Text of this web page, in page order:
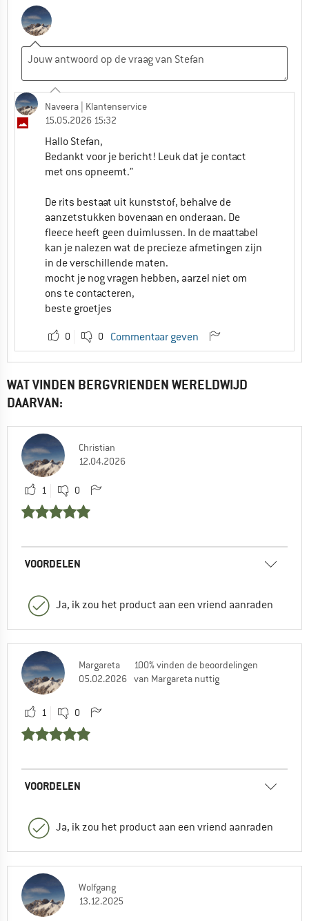
Naveera | Klantenservice
15.05.2026 15:32
Hallo Stefan,
Bedankt voor je bericht! Leuk dat je contact
met ons opneemt.”
De rits bestaat uit kunststof, behalve de
aanzetstukken bovenaan en onderaan. De
fleece heeft geen duimlussen. In de maattabel
kan je nalezen wat de precieze afmetingen zijn
in de verschillende maten.
mocht je nog vragen hebben, aarzel niet om
ons te contacteren,
beste groetjes
0 0 Commentaar geven
WAT VINDEN BERGVRIENDEN WERELDWIJD
DAARVAN:
Christian
12.04.2026
1 0
VOORDELEN
Ja, ik zou het product aan een vriend aanraden
Margareta
05.02.2026
100% vinden de beoordelingen
van Margareta nuttig
1 0
VOORDELEN
Ja, ik zou het product aan een vriend aanraden
Wolfgang
13.12.2025